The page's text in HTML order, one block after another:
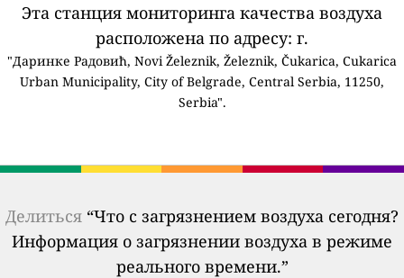
Эта станция мониторинга качества воздуха
расположена по адресу: г.
"Даринке Радовић, Novi Železnik, Železnik, Čukarica, Cukarica
Urban Municipality, City of Belgrade, Central Serbia, 11250,
Serbia".
Делиться “Что с загрязнением воздуха сегодня?
Информация о загрязнении воздуха в режиме
реального времени.”